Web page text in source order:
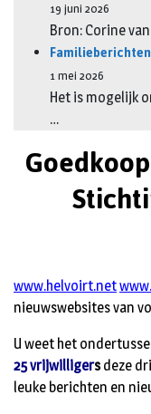
19 juni 2026
Bron: Corine
1 mei 2026
Het is mogelijk
…
www.helvoirt.net
nieuwswebsites van
U weet het
25 vrijwilligersdeze
leuke berichten en